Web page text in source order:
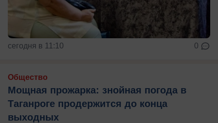
сегодня в 11:10 0
Общество
Мощная прожарка: знойная погода в
Таганроге продержится до конца
выходных